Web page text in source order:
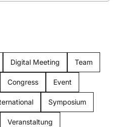
Digital Meeting Team
Congress Event
Symposium
Veranstaltung